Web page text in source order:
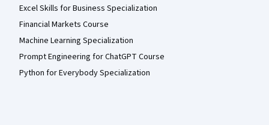
Excel Skills for Business Specialization
Financial Markets Course
Machine Learning Specialization
Prompt Engineering for ChatGPT Course
Python for Everybody Specialization